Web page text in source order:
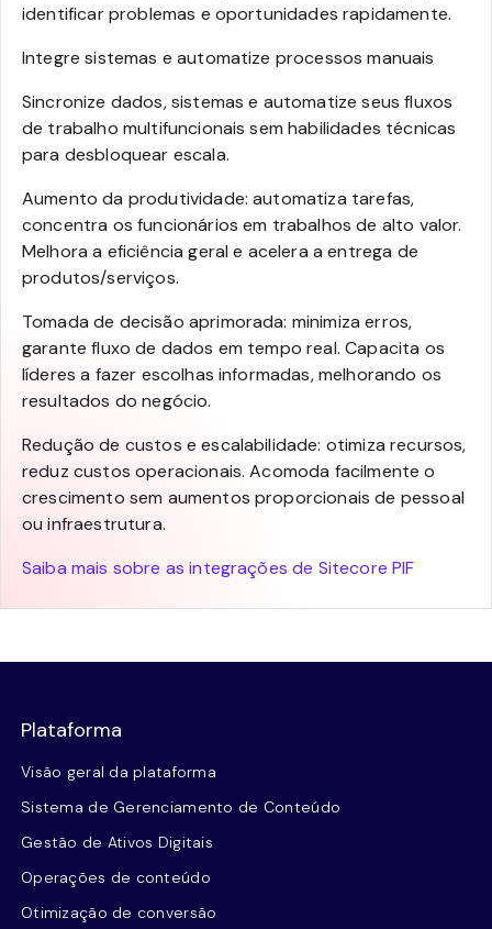
identificar problemas e oportunidades rapidamente.
Integre sistemas e automatize processos manuais
Sincronize dados, sistemas e automatize seus fluxos
de trabalho multifuncionais sem habilidades técnicas
para desbloquear escala.
Aumento da produtividade: automatiza tarefas,
concentra os funcionários em trabalhos de alto valor.
Melhora a eficiência geral e acelera a entrega de
produtos/serviços.
Tomada de decisão aprimorada: minimiza erros,
garante fluxo de dados em tempo real. Capacita os
líderes a fazer escolhas informadas, melhorando os
resultados do negócio.
Redução de custos e escalabilidade: otimiza recursos,
reduz custos operacionais. Acomoda facilmente o
crescimento sem aumentos proporcionais de pessoal
ou infraestrutura.
Saiba mais sobre as integrações de Sitecore PIF
Plataforma
Visão geral da plataforma
Sistema de Gerenciamento de Conteúdo
Gestão de Ativos Digitais
Operações de conteúdo
Otimização de conversão